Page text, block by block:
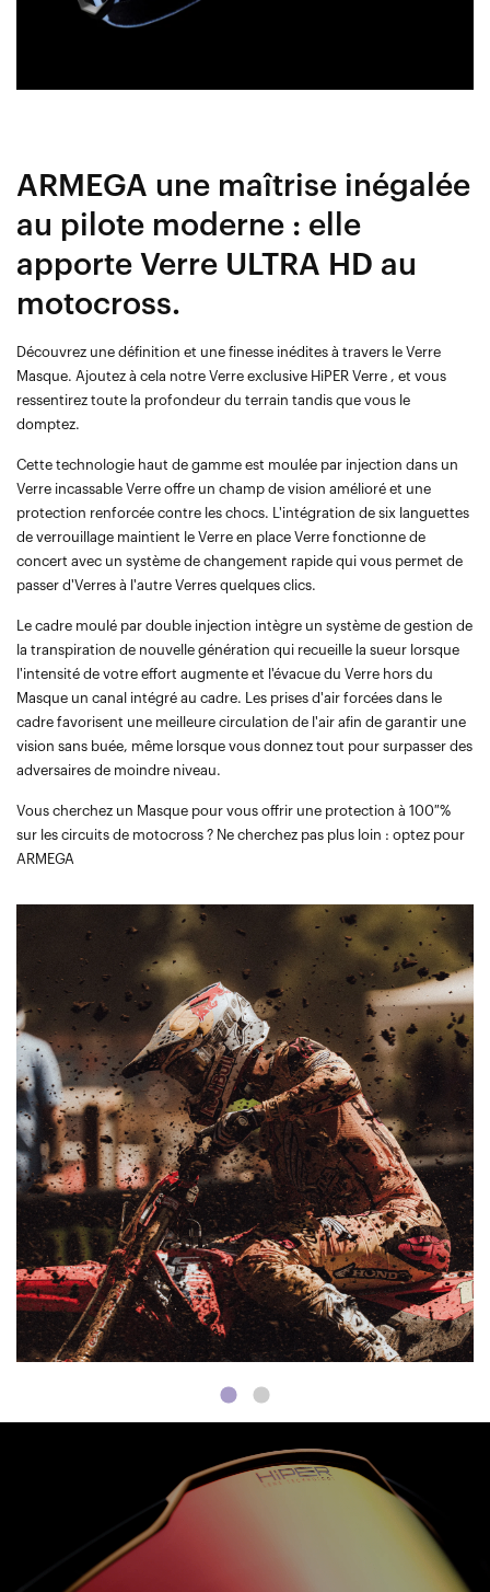
ARMEGA une maîtrise inégalée
au pilote moderne : elle
apporte Verre ULTRA HD au
motocross.
Découvrez une définition et une finesse inédites à travers le Verre
Masque. Ajoutez à cela notre Verre exclusive HiPER Verre , et vous
ressentirez toute la profondeur du terrain tandis que vous le
domptez.
Cette technologie haut de gamme est moulée par injection dans un
Verre incassable Verre offre un champ de vision amélioré et une
protection renforcée contre les chocs. L'intégration de six languettes
de verrouillage maintient le Verre en place Verre fonctionne de
concert avec un système de changement rapide qui vous permet de
passer d'Verres à l'autre Verres quelques clics.
Le cadre moulé par double injection intègre un système de gestion de
la transpiration de nouvelle génération qui recueille la sueur lorsque
l'intensité de votre effort augmente et l'évacue du Verre hors du
Masque un canal intégré au cadre. Les prises d'air forcées dans le
cadre favorisent une meilleure circulation de l'air afin de garantir une
vision sans buée, même lorsque vous donnez tout pour surpasser des
adversaires de moindre niveau.
Vous cherchez un Masque pour vous offrir une protection à 100 %
sur les circuits de motocross ? Ne cherchez pas plus loin : optez pour
ARMEGA